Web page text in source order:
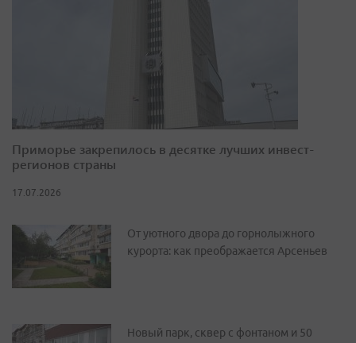
Приморье закрепилось в десятке лучших инвест-
регионов страны
17.07.2026
От уютного двора до горнолыжного
курорта: как преображается Арсеньев
Новый парк, сквер с фонтаном и 50